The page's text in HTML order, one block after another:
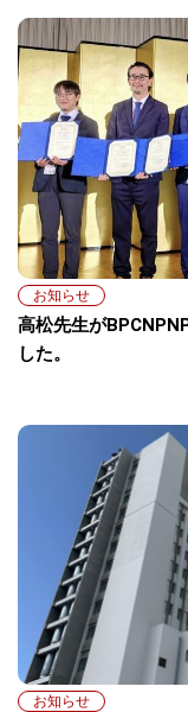
お知らせ
高松先生が
した。
お知らせ